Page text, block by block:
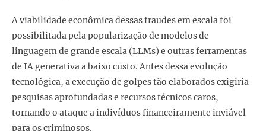
A viabilidade econômica dessas fraudes em escala foi
possibilitada pela popularização de modelos de
linguagem de grande escala (LLMs) e outras ferramentas
de IA generativa a baixo custo. Antes dessa evolução
tecnológica, a execução de golpes tão elaborados exigiria
pesquisas aprofundadas e recursos técnicos caros,
tornando o ataque a indivíduos financeiramente inviável
para os criminosos.